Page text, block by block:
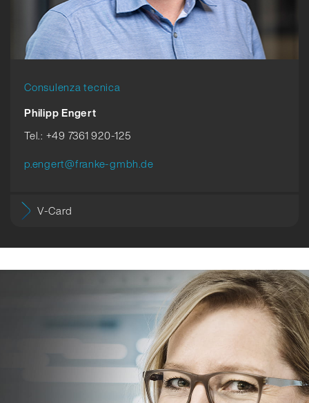
Consulenza tecnica
Philipp Engert
Tel.: +49 7361 920-125
p.engert@franke-gmbh.de
V-Card